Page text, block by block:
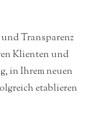
Transparenz
Klienten und
in Ihrem neuen
etablieren